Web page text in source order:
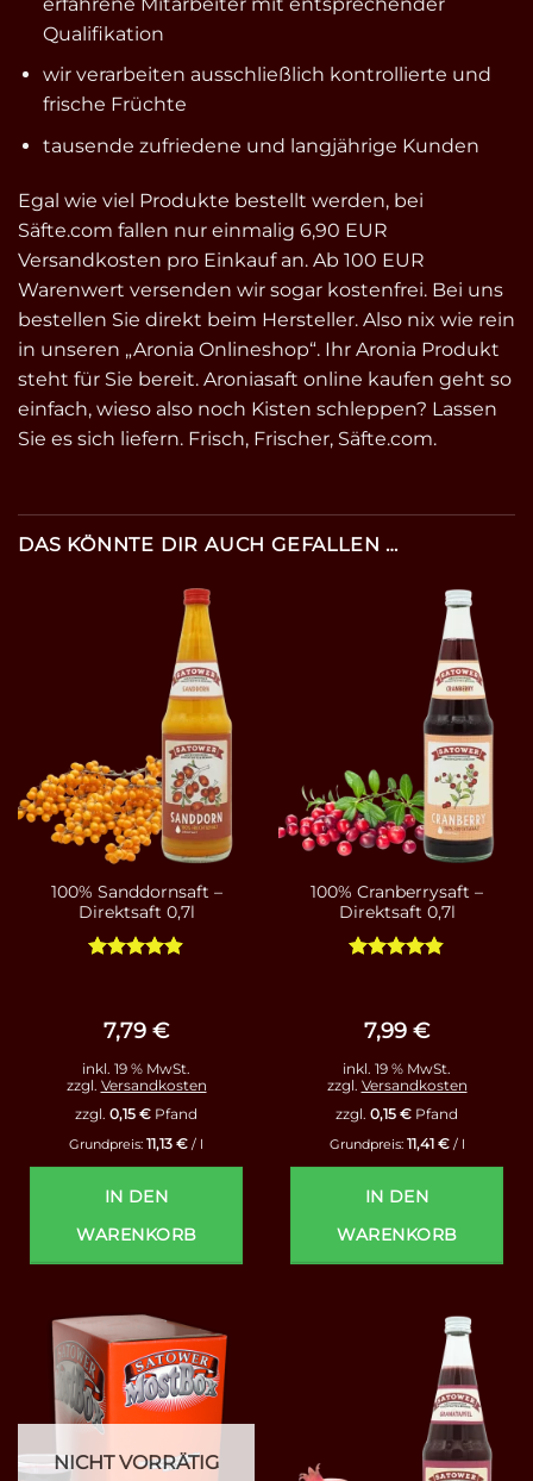
Qualifikation
wir verarbeiten ausschließlich kontrollierte und
frische Früchte
tausende zufriedene und langjährige Kunden
Egal wie viel Produkte bestellt werden, bei
Säfte.com fallen nur einmalig 6,90 EUR
Versandkosten pro Einkauf an. Ab 100 EUR
Warenwert versenden wir sogar kostenfrei. Bei uns
bestellen Sie direkt beim Hersteller. Also nix wie rein
in unseren „Aronia Onlineshop“. Ihr Aronia Produkt
steht für Sie bereit. Aroniasaft online kaufen geht so
einfach, wieso also noch Kisten schleppen? Lassen
Sie es sich liefern. Frisch, Frischer, Säfte.com.
DAS KÖNNTE DIR AUCH GEFALLEN …
100% Sanddornsaft –
Direktsaft 0,7l
7,79 €
inkl. 19 % MwSt.
zzgl. Versandkosten
zzgl. 0,15 € Pfand
Grundpreis: 11,13 € / l
IN DEN
WARENKORB
100% Cranberrysaft –
Direktsaft 0,7l
7,99 €
inkl. 19 % MwSt.
zzgl. Versandkosten
zzgl. 0,15 € Pfand
Grundpreis: 11,41 €/ l
IN DEN
WARENKORB
NICHT VORRÄTIG